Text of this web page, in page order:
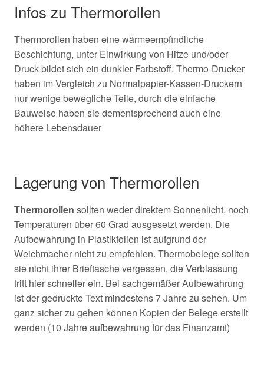
Infos zu Thermorollen
Thermorollen haben eine wärmeempfindliche
Beschichtung, unter Einwirkung von Hitze und/oder
Druck bildet sich ein dunkler Farbstoff. Thermo-Drucker
haben im Vergleich zu Normalpapier-Kassen-Druckern
nur wenige bewegliche Teile, durch die einfache
Bauweise haben sie dementsprechend auch eine
höhere Lebensdauer
Lagerung von Thermorollen
Thermorollen sollten weder direktem Sonnenlicht, noch
Temperaturen über 60 Grad ausgesetzt werden. Die
Aufbewahrung in Plastikfolien ist aufgrund der
Weichmacher nicht zu empfehlen. Thermobelege sollten
sie nicht ihrer Brieftasche vergessen, die Verblassung
tritt hier schneller ein. Bei sachgemäßer Aufbewahrung
ist der gedruckte Text mindestens 7 Jahre zu sehen. Um
ganz sicher zu gehen können Kopien der Belege erstellt
werden (10 Jahre aufbewahrung für das Finanzamt)